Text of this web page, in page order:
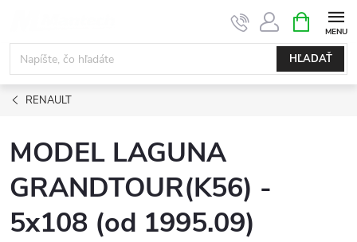
obsah
HĽADAŤ
KOŠÍK
RENAULT
MODEL LAGUNA
GRANDTOUR(K56) -
5x108 (od 1995.09)